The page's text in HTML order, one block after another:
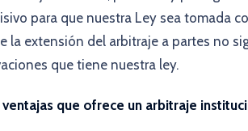
para que nuestra Ley sea tomada
la extensión del arbitraje a partes no
que tiene nuestra ley.
ventajas que ofrece un arbitraje